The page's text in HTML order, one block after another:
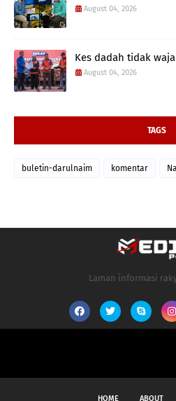
August 04, 2026
Kes dadah tidak
August 04, 2026
TAGS
buletin-darulnaim komentar
Laman informasi
HOME ABOUT